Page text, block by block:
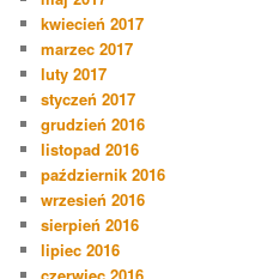
kwiecień 2017
marzec 2017
luty 2017
styczeń 2017
grudzień 2016
listopad 2016
październik 2016
wrzesień 2016
sierpień 2016
lipiec 2016